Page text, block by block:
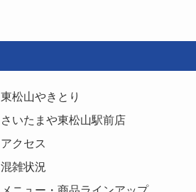
東松山やきとり
さいたまや東松山駅前店
アクセス
混雑状況